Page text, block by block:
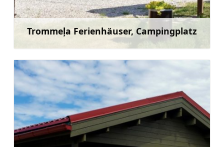
Trommeļa Ferienhäuser, Campingplatz